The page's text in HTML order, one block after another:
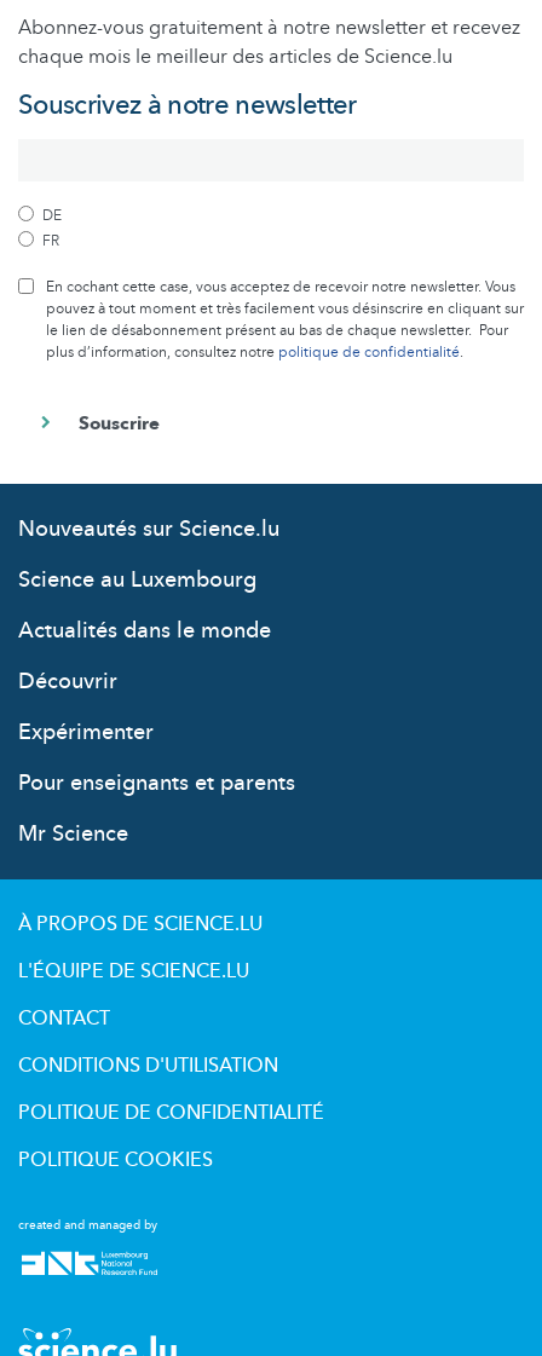
Abonnez-vous gratuitement à notre newsletter et recevez
chaque mois le meilleur des articles de Science.lu
Souscrivez à notre newsletter
DE
FR
En cochant cette case, vous acceptez de recevoir notre newsletter. Vous
pouvez à tout moment et très facilement vous désinscrire en cliquant sur
le lien de désabonnement présent au bas de chaque newsletter. Pour
plus d’information, consultez notre politique de confidentialité.
Nouveautés sur Science.lu
Science au Luxembourg
Actualités dans le monde
Découvrir
Expérimenter
Pour enseignants et parents
Mr Science
created and managed by
À PROPOS DE SCIENCE.LU
L'ÉQUIPE DE SCIENCE.LU
CONTACT
CONDITIONS D'UTILISATION
POLITIQUE DE CONFIDENTIALITÉ
POLITIQUE COOKIES